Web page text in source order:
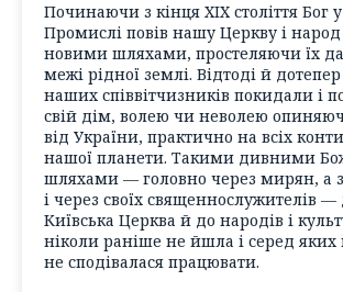
Починаючи з кінця XIX століття Бог
Промислі повів нашу Церкву і народ
новими шляхами, простеляючи їх
межі рідної землі. Відтоді й
наших співвітчизників покидали і
свій дім, волею чи неволею
від України, практично на всіх
нашої планети. Такими дивними
шляхами — головно через мирян, а
і через своїх священнослужителів —
Київська Церква й до народів і
ніколи раніше не йшла і серед яких
не сподівалася працювати.